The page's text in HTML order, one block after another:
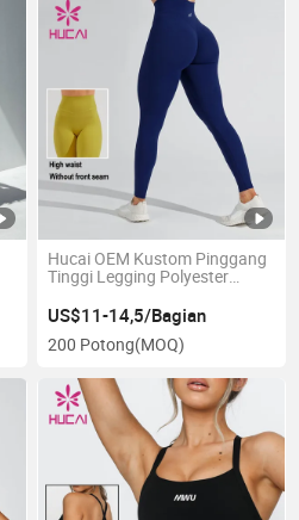
Hucai OEM Kustom Pinggang
Tinggi Legging Polyester
Olahraga Lari Aktif Kebugaran
Gym Yoga Pakaian Olahraga
US$11-14,5/Bagian
200 Potong(MOQ)